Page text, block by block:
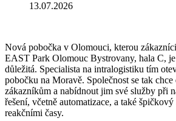
13.07.2026
Nová pobočka v Olomouci, kterou
EAST Park Olomouc Bystrovany, hala C,
důležitá. Specialista na intralogistiku tím
pobočku na Moravě. Společnost se tak
zákazníkům a nabídnout jim své služby při
řešení, včetně automatizace, a také
reakčními časy.